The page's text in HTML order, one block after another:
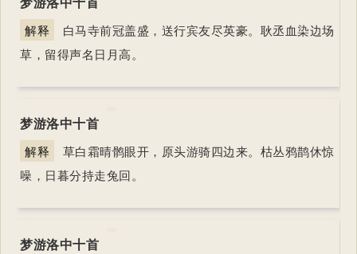
解释
白马寺前冠盖盛，送行宾友尽英豪。耿丞血染边场
草，留得声名日月高。
梦游洛中十首
解释
草白霜晴鹘眼开，原头游骑四边来。枯丛鸦鹊休惊
噪，日暮分持走兔回。
梦游洛中十首